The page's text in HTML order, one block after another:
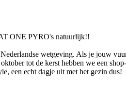
ONE PYRO's natuurlijk!!
wetgeving. Als je jouw
tot de kerst hebben we een
een echt dagje uit met het gezin dus!